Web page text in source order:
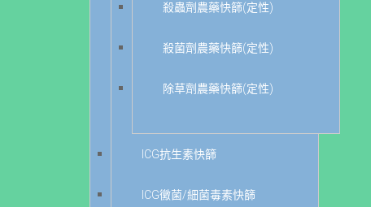
殺蟲劑農藥快篩(定性)
殺菌劑農藥快篩(定性)
除草劑農藥快篩(定性)
ICG抗生素快篩
ICG黴菌/細菌毒素快篩